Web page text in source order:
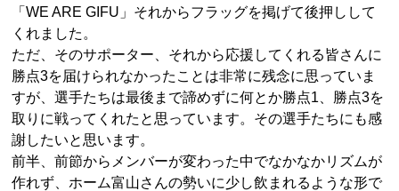
「WE ARE GIFU」それからフラッグを掲げて後押しして
くれました。
ただ、そのサポーター、それから応援してくれる皆さんに
勝点3を届けられなかったことは非常に残念に思っていま
すが、選手たちは最後まで諦めずに何とか勝点1、勝点3を
取りに戦ってくれたと思っています。その選手たちにも感
謝したいと思います。
前半、前節からメンバーが変わった中でなかなかリズムが
作れず、ホーム富山さんの勢いに少し飲まれるような形で